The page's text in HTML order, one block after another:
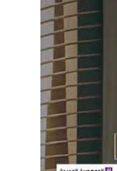
كيف يرى رئيس الوزراء القطري
الأسبق حمد بن جاسم الاتفاق
الدفاعي السعودي الباكستاني
التركي؟